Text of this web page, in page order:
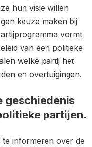
hun visie willen
keuze maken bij
vormt
van een politieke
welke partij het
en overtuigingen.
geschiedenis
partijen.
te informeren over de